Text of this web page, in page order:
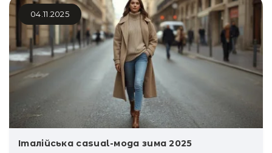
Джемпер
Кепки Шапки
Верхній одяг
Светри
Шарфи
04.11.2025
Італійська casual-мода зима 2025